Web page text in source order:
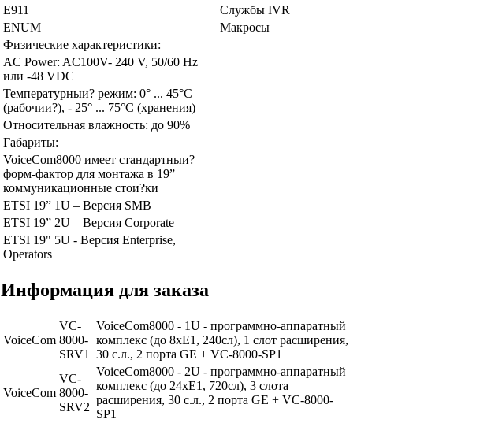
E911
Службы IVR
ENUM
Макросы
Физические характеристики:
AC Power: AC100V- 240 V, 50/60 Hz
или -48 VDC
Температурныи? режим: 0° ... 45°C
(рабочии?), - 25° ... 75°C (хранения)
Относительная влажность: до 90%
Габариты:
VoiceCom8000 имеет стандартныи?
форм-фактор для монтажа в 19”
коммуникационные стои?ки
ETSI 19” 1U – Версия SMB
ETSI 19” 2U – Версия Corporate
ETSI 19" 5U - Версия Enterprise,
Operators
Информация для заказа
VoiceCom
VC-
8000-
SRV1
VoiceCom8000 - 1U - программно-аппаратный
комплекс (до 8xE1, 240сл), 1 слот расширения,
30 с.л., 2 порта GE + VC-8000-SP1
VoiceCom
VC-
8000-
SRV2
VoiceCom8000 - 2U - программно-аппаратный
комплекс (до 24xE1, 720сл), 3 слота
расширения, 30 с.л., 2 порта GE + VC-8000-
SP1